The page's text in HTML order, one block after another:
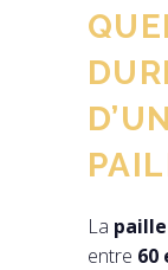
La paille
entre 60